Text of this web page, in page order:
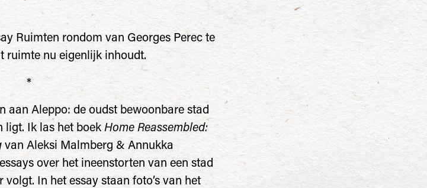
Ruimten rondom van Georges Perec te
ruimte nu eigenlijk inhoudt.
*
aan Aleppo: de oudst bewoonbare stad
ligt. Ik las het boek Home Reassembled:
van Aleksi Malmberg & Annukka
over het ineenstorten van een stad
In het essay staan foto’s van het